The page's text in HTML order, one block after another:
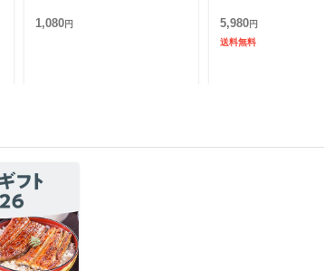
さ36.1cm
1,080円
レ朝通販 ロッピング 追
5,980円
送料無料